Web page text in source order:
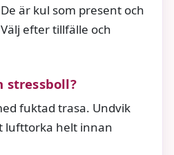
är kul som present och
efter tillfälle och
stressboll?
fuktad trasa. Undvik
lufttorka helt innan